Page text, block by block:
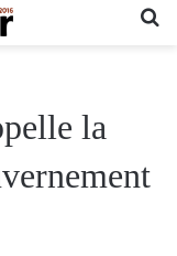
la